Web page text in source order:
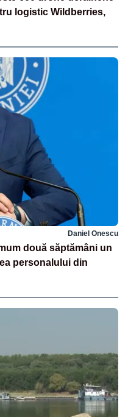
logistic Wildberries,
Daniel Onescu
două săptămâni un
personalului din